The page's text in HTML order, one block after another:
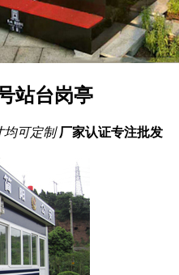
站台岗亭
均可定制 厂家认证专注批发